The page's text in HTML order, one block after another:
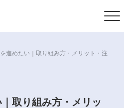
総務のDXを進めたい｜取り組み方・メリット・注意点などを解説
取り組み方・メリッ